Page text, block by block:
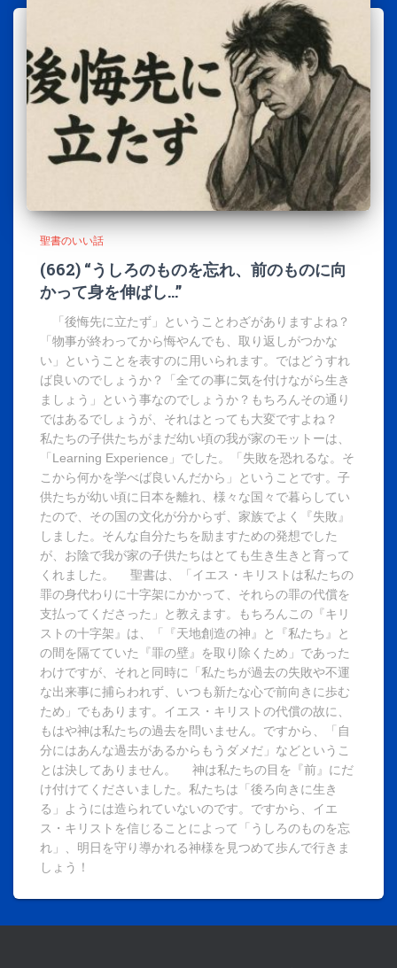
聖書のいい話
(662) “うしろのものを忘れ、前のものに向
かって身を伸ばし…”
「後悔先に立たず」ということわざがありますよね？
「物事が終わってから悔やんでも、取り返しがつかな
い」ということを表すのに用いられます。ではどうすれ
ば良いのでしょうか？「全ての事に気を付けながら生き
ましょう」という事なのでしょうか？もちろんその通り
ではあるでしょうが、それはとっても大変ですよね？
私たちの子供たちがまだ幼い頃の我が家のモットーは、
「Learning Experience」でした。「失敗を恐れるな。そ
こから何かを学べば良いんだから」ということです。子
供たちが幼い頃に日本を離れ、様々な国々で暮らしてい
たので、その国の文化が分からず、家族でよく『失敗』
しました。そんな自分たちを励ますための発想でした
が、お陰で我が家の子供たちはとても生き生きと育って
くれました。 聖書は、「イエス・キリストは私たちの
罪の身代わりに十字架にかかって、それらの罪の代償を
支払ってくださった」と教えます。もちろんこの『キリ
ストの十字架』は、「『天地創造の神』と『私たち』と
の間を隔てていた『罪の壁』を取り除くため」であった
わけですが、それと同時に「私たちが過去の失敗や不運
な出来事に捕らわれず、いつも新たな心で前向きに歩む
ため」でもあります。イエス・キリストの代償の故に、
もはや神は私たちの過去を問いません。ですから、「自
分にはあんな過去があるからもうダメだ」などというこ
とは決してありません。 神は私たちの目を『前』にだ
け付けてくださいました。私たちは「後ろ向きに生き
る」ようには造られていないのです。ですから、イエ
ス・キリストを信じることによって「うしろのものを忘
れ」、明日を守り導かれる神様を見つめて歩んで行きま
しょう！